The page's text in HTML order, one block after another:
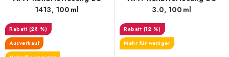
1413, 100 ml
(28 %)
Ausverkauf
3.0, 100 ml
(12 %)
Mehr für weniger